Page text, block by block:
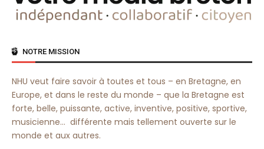
NOTRE MISSION
NHU veut faire savoir à toutes et tous – en Bretagne, en
Europe, et dans le reste du monde – que la Bretagne est
forte, belle, puissante, active, inventive, positive, sportive,
musicienne… différente mais tellement ouverte sur le
monde et aux autres.